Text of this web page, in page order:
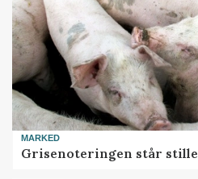
MARKED
Grisenoteringen står stille